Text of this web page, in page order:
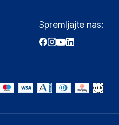
Spremljajte nas: